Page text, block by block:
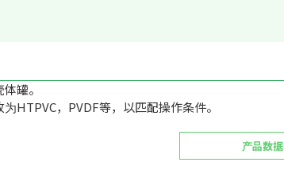
罐。
HTPVC，PVDF等，以匹配操作条件。
产品数据